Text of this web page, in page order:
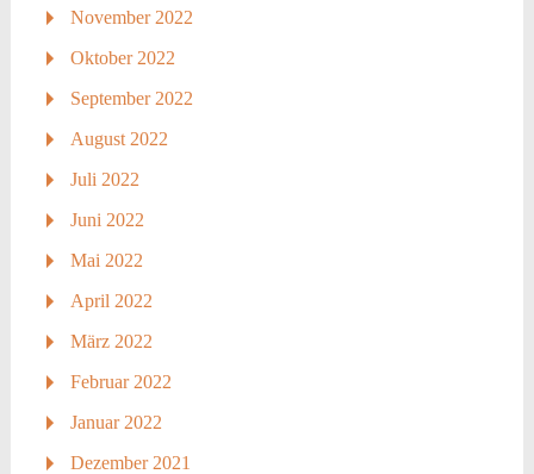
November 2022
Oktober 2022
September 2022
August 2022
Juli 2022
Juni 2022
Mai 2022
April 2022
März 2022
Februar 2022
Januar 2022
Dezember 2021